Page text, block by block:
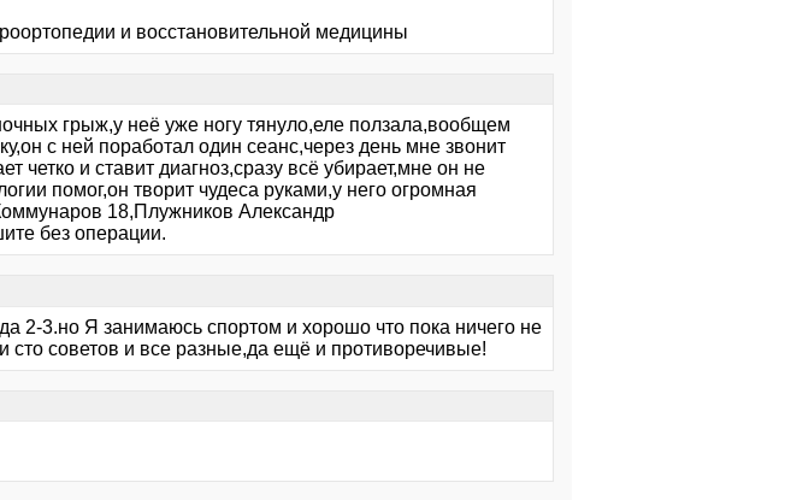
и восстановительной медицины
грыж,у неё уже ногу тянуло,еле ползала,вообщем
с ней поработал один сеанс,через день мне звонит
четко и ставит диагноз,сразу всё убирает,мне он не
помог,он творит чудеса руками,у него огромная
18,Плужников Александр
без операции.
2-3.но Я занимаюсь спортом и хорошо что пока ничего не
сто советов и все разные,да ещё и противоречивые!